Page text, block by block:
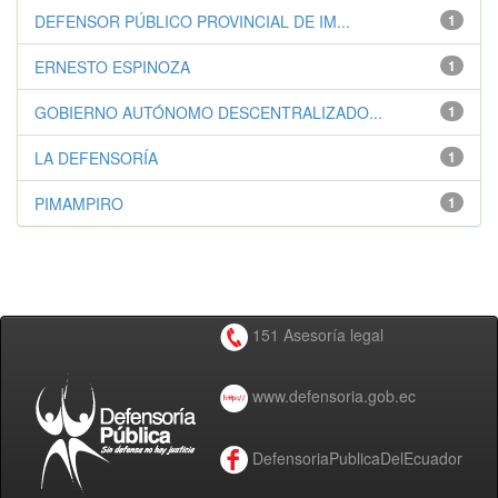
1
DEFENSOR PÚBLICO PROVINCIAL DE IM...
1
ERNESTO ESPINOZA
1
GOBIERNO AUTÓNOMO DESCENTRALIZADO...
1
LA DEFENSORÍA
1
PIMAMPIRO
151 Asesoría legal
www.defensoria.gob.ec
DefensoriaPublicaDelEcuador